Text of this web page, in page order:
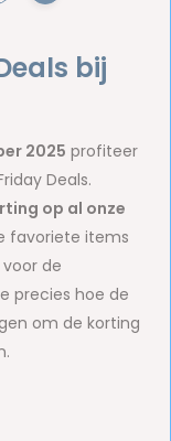
bij
2025 profiteer
Deals.
op al onze
favoriete items
de
precies hoe de
om de korting